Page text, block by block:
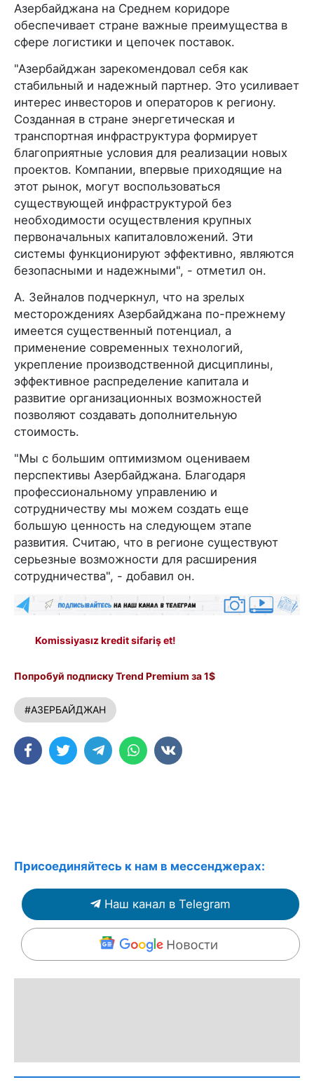
Азербайджана на Среднем коридоре
обеспечивает стране важные преимущества в
сфере логистики и цепочек поставок.
"Азербайджан зарекомендовал себя как
стабильный и надежный партнер. Это усиливает
интерес инвесторов и операторов к региону.
Созданная в стране энергетическая и
транспортная инфраструктура формирует
благоприятные условия для реализации новых
проектов. Компании, впервые приходящие на
этот рынок, могут воспользоваться
существующей инфраструктурой без
необходимости осуществления крупных
первоначальных капиталовложений. Эти
системы функционируют эффективно, являются
безопасными и надежными", - отметил он.
А. Зейналов подчеркнул, что на зрелых
месторождениях Азербайджана по-прежнему
имеется существенный потенциал, а
применение современных технологий,
укрепление производственной дисциплины,
эффективное распределение капитала и
развитие организационных возможностей
позволяют создавать дополнительную
стоимость.
"Мы с большим оптимизмом оцениваем
перспективы Азербайджана. Благодаря
профессиональному управлению и
сотрудничеству мы можем создать еще
большую ценность на следующем этапе
развития. Считаю, что в регионе существуют
серьезные возможности для расширения
сотрудничества", - добавил он.
Komissiyasız kredit sifariş et!
Попробуй подписку Trend Premium за 1$
#АЗЕРБАЙДЖАН
Присоединяйтесь к нам в мессенджерах:
Наш канал в Telegram